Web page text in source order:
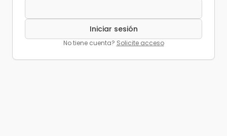
Iniciar sesión
No tiene cuenta? Solicite acceso